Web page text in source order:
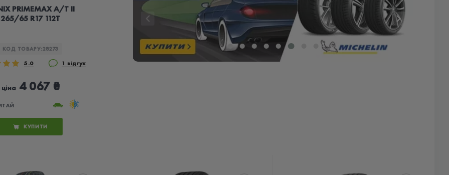
PRIMEMAX A/T II
265/65 R17 112T
КОД ТОВАРУ:28273
5.0 1 відгук
ціна4 067 ₴
КУПИТИ